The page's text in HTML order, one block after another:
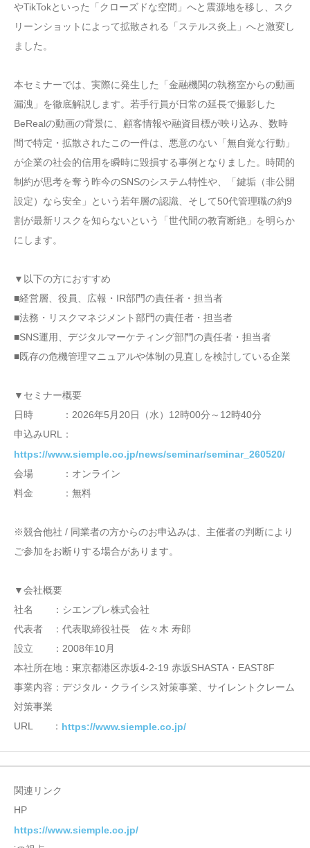
やTikTokといった「クローズドな空間」へと震源地を移し、スク
リーンショットによって拡散される「ステルス炎上」へと激変し
ました。
本セミナーでは、実際に発生した「金融機関の執務室からの動画
漏洩」を徹底解説します。若手行員が日常の延長で撮影した
BeRealの動画の背景に、顧客情報や融資目標が映り込み、数時
間で特定・拡散されたこの一件は、悪意のない「無自覚な行動」
が企業の社会的信用を瞬時に毀損する事例となりました。時間的
制約が思考を奪う昨今のSNSのシステム特性や、「鍵垢（非公開
設定）なら安全」という若年層の認識、そして50代管理職の約9
割が最新リスクを知らないという「世代間の教育断絶」を明らか
にします。
▼以下の方におすすめ
■経営層、役員、広報・IR部門の責任者・担当者
■法務・リスクマネジメント部門の責任者・担当者
■SNS運用、デジタルマーケティング部門の責任者・担当者
■既存の危機管理マニュアルや体制の見直しを検討している企業
▼セミナー概要
日時 ：2026年5月20日（水）12時00分～12時40分
申込みURL：
https://www.siemple.co.jp/news/seminar/seminar_260520/
会場 ：オンライン
料金 ：無料
※競合他社 / 同業者の方からのお申込みは、主催者の判断により
ご参加をお断りする場合があります。
▼会社概要
社名 ：シエンプレ株式会社
代表者 ：代表取締役社長 佐々木 寿郎
設立 ：2008年10月
本社所在地：東京都港区赤坂4-2-19 赤坂SHASTA・EAST8F
事業内容：デジタル・クライシス対策事業、サイレントクレーム
対策事業
URL ： https://www.siemple.co.jp/
関連リンク
HP
https://www.siemple.co.jp/